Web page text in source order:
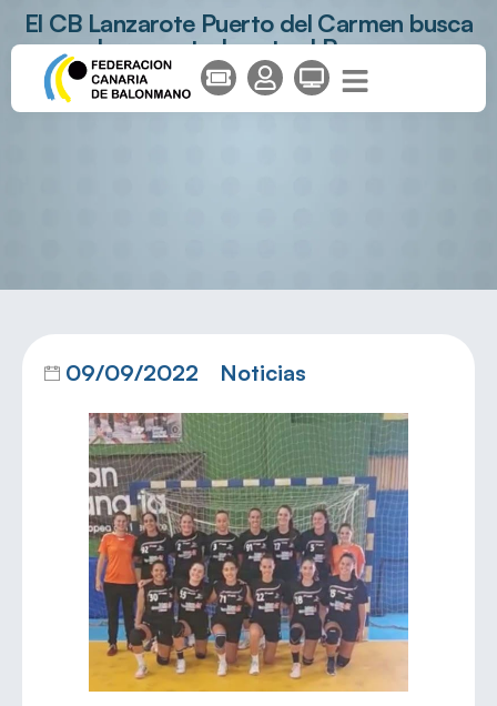
El CB Lanzarote Puerto del Carmen busca
la remontada ante el Rocasa
09/09/2022 Noticias